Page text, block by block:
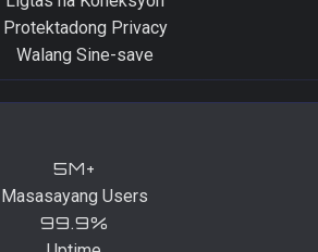
Protektadong Privacy
Walang Sine-save
5M+
Masasayang Users
99.9%